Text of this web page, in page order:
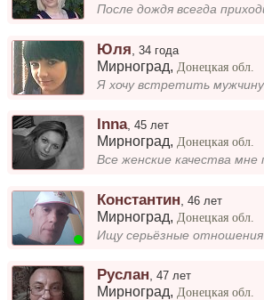
Юля ,34 года
Мирноград, Донецкая обл.
Inna,45 лет
Мирноград, Донецкая обл.
Константин ,46 лет
Мирноград, Донецкая обл.
Ищу серьёзные отношения
Руслан ,47 лет
Мирноград, Донецкая обл.